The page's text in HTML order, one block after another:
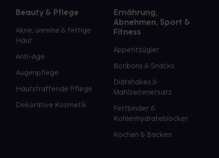
Beauty & Pflege
Akne, unreine & fettige
Haut
Anti-Age
Augenpflege
Hautstraffende Pflege
Dekorative Kosmetik
Ernährung,
Abnehmen, Sport &
Fitness
Appetitzügler
Bonbons & Snacks
Diätshakes &
Mahlzeitenersatz
Fettbinder &
Kohlenhydrateblocker
Kochen & Backen